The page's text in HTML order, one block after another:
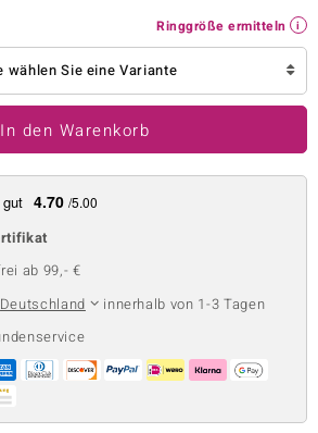
Ringgröße ermitteln
wählen Sie eine Variante
In den Warenkorb
4.70 /5.00
ab 99,- €
Deutschland
innerhalb von 1-3 Tagen